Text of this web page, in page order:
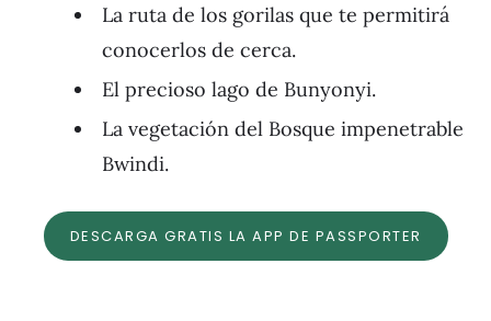
La ruta de los gorilas que te permitirá
conocerlos de cerca.
El precioso lago de Bunyonyi.
La vegetación del Bosque impenetrable
Bwindi.
DESCARGA GRATIS LA APP DE PASSPORTER